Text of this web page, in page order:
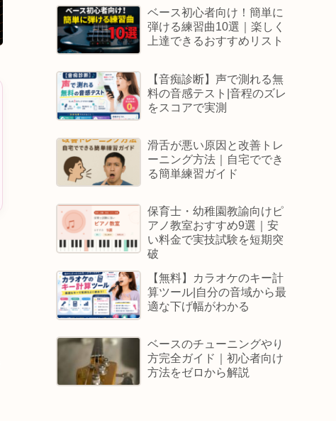
ベース初心者向け！簡単に
弾ける練習曲10選｜楽しく
上達できるおすすめリスト
【音痴診断】声で測れる無
料の音感テスト|音程のズレ
をスコアで実測
滑舌が悪い原因と改善トレ
ーニング方法｜自宅ででき
る簡単練習ガイド
保育士・幼稚園教諭向けピ
アノ教室おすすめ9選｜安
い料金で実技試験を短期突
破
【無料】カラオケのキー計
算ツール|自分の音域から最
適な下げ幅がわかる
ベースのチューニングやり
方完全ガイド｜初心者向け
方法をゼロから解説